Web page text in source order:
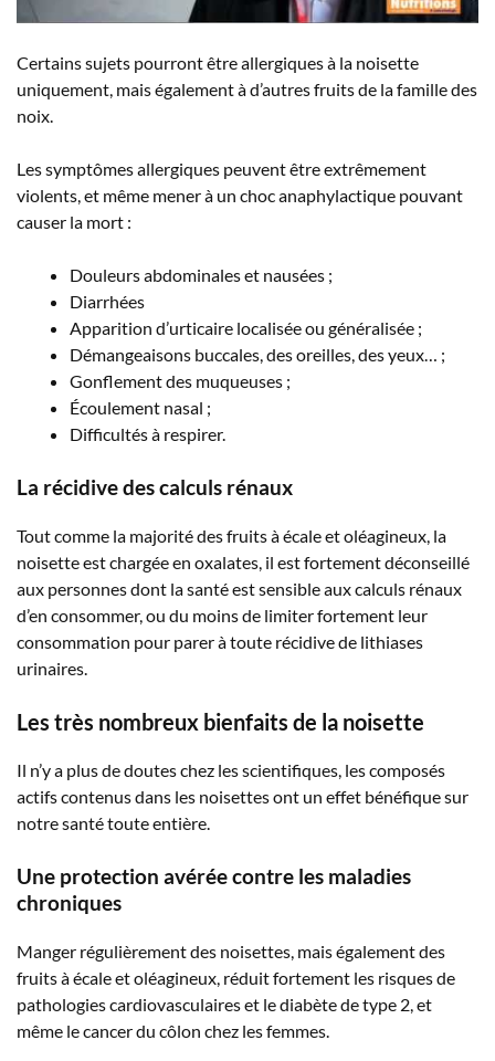
Certains sujets pourront être allergiques à la noisette
uniquement, mais également à d’autres fruits de la famille des
noix.
Les symptômes allergiques peuvent être extrêmement
violents, et même mener à un choc anaphylactique pouvant
causer la mort :
Douleurs abdominales et nausées ;
Diarrhées
Apparition d’urticaire localisée ou généralisée ;
Démangeaisons buccales, des oreilles, des yeux… ;
Gonflement des muqueuses ;
Écoulement nasal ;
Difficultés à respirer.
La récidive des calculs rénaux
Tout comme la majorité des fruits à écale et oléagineux, la
noisette est chargée en oxalates, il est fortement déconseillé
aux personnes dont la santé est sensible aux calculs rénaux
d’en consommer, ou du moins de limiter fortement leur
consommation pour parer à toute récidive de lithiases
urinaires.
Les très nombreux bienfaits de la noisette
Il n’y a plus de doutes chez les scientifiques, les composés
actifs contenus dans les noisettes ont un effet bénéfique sur
notre santé toute entière.
Une protection avérée contre les maladies
chroniques
Manger régulièrement des noisettes, mais également des
fruits à écale et oléagineux, réduit fortement les risques de
pathologies cardiovasculaires et le diabète de type 2, et
même le cancer du côlon chez les femmes.